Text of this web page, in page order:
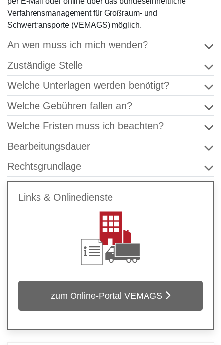
Verfahrensmanagement für Großraum- und
Schwertransporte (VEMAGS) möglich.
An wen muss ich mich wenden?
Zuständige Stelle
Welche Unterlagen werden benötigt?
Welche Gebühren fallen an?
Welche Fristen muss ich beachten?
Bearbeitungsdauer
Rechtsgrundlage
Links & Onlinedienste
zum Online-Portal VEMAGS